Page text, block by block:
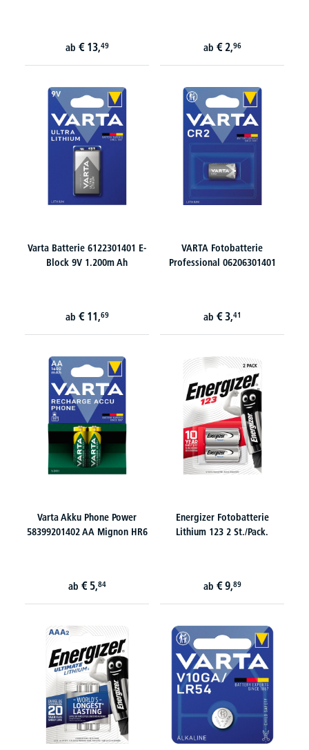
ab € 13,49 ab € 2,96
Varta Batterie 6122301401 E-
Block 9V 1.200m Ah
ab € 11,69
VARTA Fotobatterie
Professional 06206301401
ab € 3,41
Varta Akku Phone Power
58399201402 AA Mignon HR6
ab € 5,84
Energizer Fotobatterie
Lithium 123 2 St./Pack.
ab € 9,89